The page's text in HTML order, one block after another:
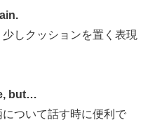
しクッションを置く表現
but…
ついて話す時に便利で